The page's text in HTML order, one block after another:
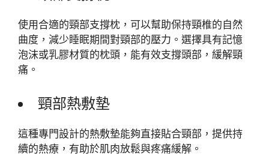
使用合適的頸部支撐枕，可以幫助保持頸椎的自然
曲度，減少睡眠期間對頸部的壓力。選擇具有記憶
泡沫或乳膠材質的枕頭，能有效支撐頭部，緩解頸
痛。
頸部熱敷墊
這種專門設計的熱敷墊能夠直接貼合頸部，提供持
續的熱療，有助於肌肉放鬆與疼痛緩解。